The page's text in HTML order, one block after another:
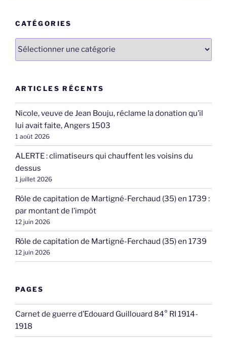
CATÉGORIES
Catégories
ARTICLES RÉCENTS
Nicole, veuve de Jean Bouju, réclame la donation qu’il
lui avait faite, Angers 1503
1 août 2026
ALERTE : climatiseurs qui chauffent les voisins du
dessus
1 juillet 2026
Rôle de capitation de Martigné-Ferchaud (35) en 1739 :
par montant de l’impôt
12 juin 2026
Rôle de capitation de Martigné-Ferchaud (35) en 1739
12 juin 2026
PAGES
Carnet de guerre d’Edouard Guillouard 84° RI 1914-
1918